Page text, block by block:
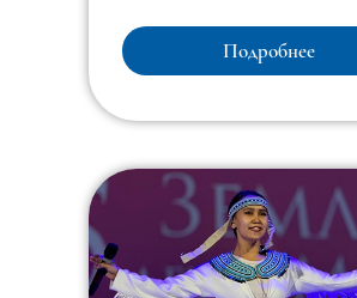
Подробнее